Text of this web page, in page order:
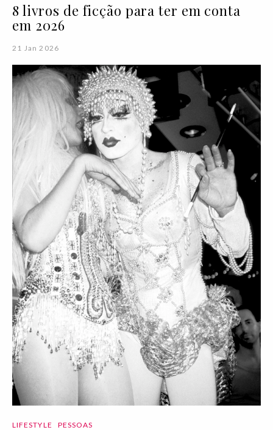
8 livros de ficção para ter em conta
em 2026
21 Jan 2026
LIFESTYLE PESSOAS